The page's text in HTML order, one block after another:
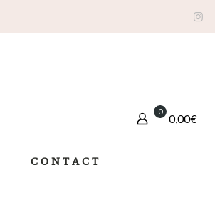
CONTACT
0
0,00€